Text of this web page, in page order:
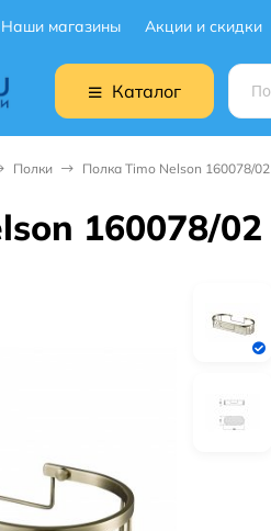
Наши магазины Акции и скидки
Каталог
Полки Полка Timo Nelson 160078/02
160078/02